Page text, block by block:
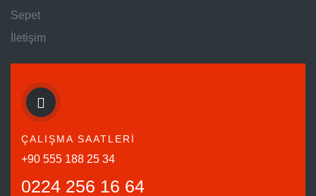
Sepet
İletişim
ÇALIŞMA SAATLERİ
+90 555 188 25 34
0224 256 16 64